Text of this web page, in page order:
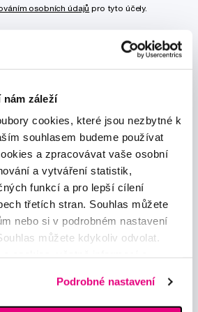
nám záleží
cookies, které jsou nezbytné k
souhlasem budeme používat
a zpracovávat vaše osobní
a vytváření statistik,
funkcí a pro lepší cílení
třetích stran. Souhlas můžete
nebo si v podrobném nastavení
můžete kdykoliv odvolat.
Podrobné nastavení
osobních údajů pro tyto účely.